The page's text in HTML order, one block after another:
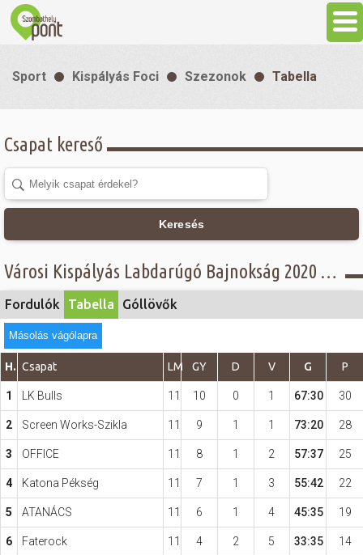
Látnivalók
Gasztronómia
Sport
Szabadidő
Hasznos
Sport Kispályás Foci Szezonok Tabella
Csapat kereső
Keresés
Városi Kispályás Labdarúgó Bajnokság 2020 - Tabella - C. csoport
Fordulók Tabella Góllövők
Másolás vágólapra
H. Csapat LM GY D V G P
1 LK Bulls 11 10 0 1 67:30 30
2 Screen Works-Szikla 11 9 1 1 73:20 28
3 OFFICE 11 8 1 2 57:37 25
4 Katona Pékség 11 7 1 3 55:42 22
5 ATANÁCS 11 6 1 4 45:35 19
6 Faterock 11 4 2 5 33:35 14